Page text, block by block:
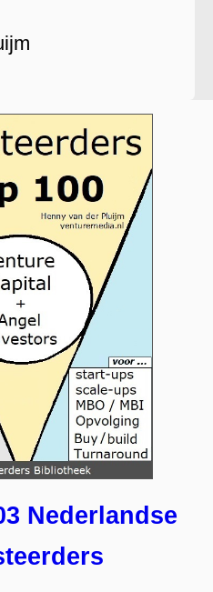
Nederlandse